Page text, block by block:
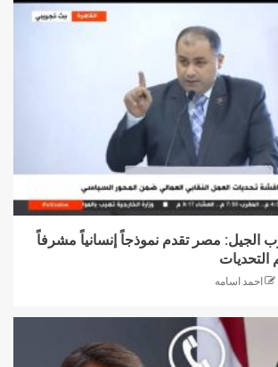
مصر تقدم نموذجاً إنسانياً مشرفاً
التحديات
احمد اسامه